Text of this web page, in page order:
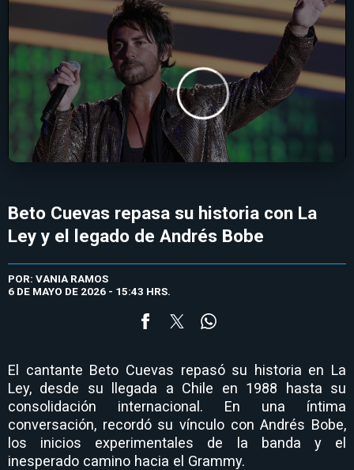
Beto Cuevas repasa su historia con La
Ley y el legado de Andrés Bobe
POR: VANIA RAMOS
6 DE MAYO DE 2026 - 15:43 HRS.
El cantante Beto Cuevas repasó su historia en La
Ley, desde su llegada a Chile en 1988 hasta su
consolidación internacional. En una íntima
conversación, recordó su vínculo con Andrés Bobe,
los inicios experimentales de la banda y el
inesperado camino hacia el Grammy.